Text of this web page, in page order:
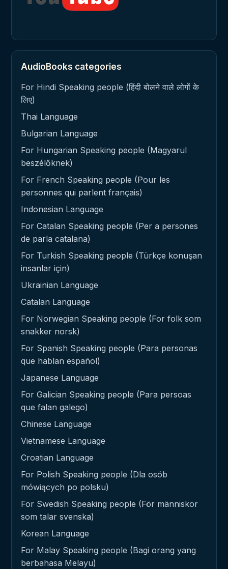
AudioBooks categories
For Hindi Speaking people (हिंदी बोलने वाले लोगों के
लिए)
Thai Language
Bulgarian Language
For Hungarian Speaking people (Magyarul
beszélőknek)
For French Speaking people (Pour les
personnes qui parlent français)
Indonesian Language
For Catalan Speaking people (Per a persones
de parla catalana)
For Turkish Speaking people (Türkçe konuşan
insanlar için)
Ukrainian Language
Catalan Language
For Norwegian Speaking people (For folk som
snakker norsk)
For Spanish Speaking people (Para personas
que hablan español)
Japanese Language
For Galician Speaking people (Para persoas
que falan galego)
Chinese Language
Vietnamese Language
Croatian Language
For Polish Speaking people (Dla osób
mówiących po polsku)
For Swedish Speaking people (För människor
som talar svenska)
Korean Language
For Malay Speaking people (Bagi orang yang
berbahasa Melayu)